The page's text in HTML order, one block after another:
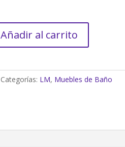
Añadir al carrito
Categorías: LM, Muebles de Baño